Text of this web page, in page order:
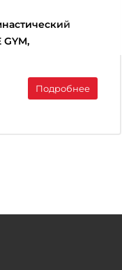
GYM,
Подробнее